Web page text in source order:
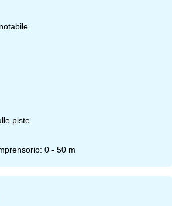
piste
0 - 50 m